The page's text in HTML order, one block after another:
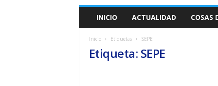
INICIO ACTUALIDAD COSAS
Inicio Etiquetas SEPE
Etiqueta: SEPE